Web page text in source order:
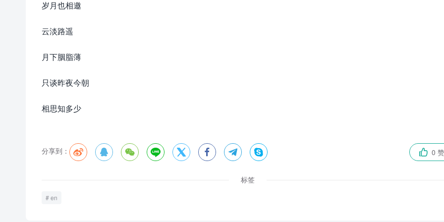
岁月也相邀
云淡路遥
月下胭脂薄
只谈昨夜今朝
相思知多少
分享到：          0 赞
标签
en